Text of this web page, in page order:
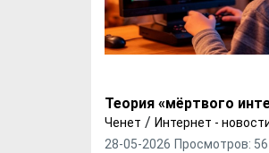
Теория «мёртвого
Ченет / Интернет -
28-05-2026 Просмотров: 56